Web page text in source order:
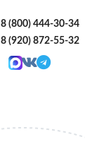
8 (800) 444-30-34
8 (920) 872-55-32